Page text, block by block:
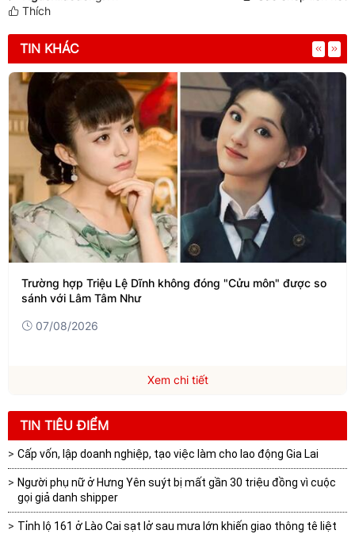
Thích
TIN KHÁC
Trường hợp Triệu Lệ Dĩnh không đóng "Cửu môn" được so
sánh với Lâm Tâm Như
07/08/2026
Xem chi tiết
TIN TIÊU ĐIỂM
Cấp vốn, lập doanh nghiệp, tạo việc làm cho lao động Gia Lai
Người phụ nữ ở Hưng Yên suýt bị mất gần 30 triệu đồng vì cuộc
gọi giả danh shipper
Tỉnh lộ 161 ở Lào Cai sạt lở sau mưa lớn khiến giao thông tê liệt